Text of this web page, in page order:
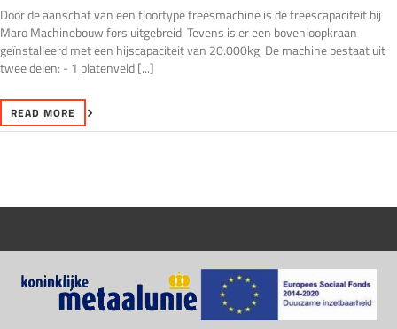
Door de aanschaf van een floortype freesmachine is de freescapaciteit bij
Maro Machinebouw fors uitgebreid. Tevens is er een bovenloopkraan
geïnstalleerd met een hijscapaciteit van 20.000kg. De machine bestaat uit
twee delen: - 1 platenveld [...]
READ MORE